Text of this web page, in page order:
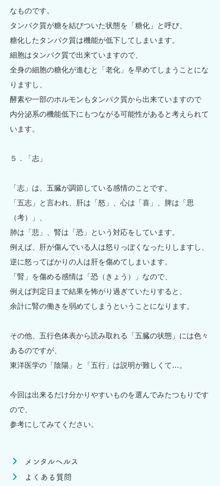
なものです。
タンパク質が糖を結びついた状態を「糖化」と呼び、
糖化したタンパク質は機能が低下してしまいます。
細胞はタンパク質で出来ていますので、
全身の細胞の糖化が進むと「老化」を早めてしまうことにな
りますし、
酵素や一部のホルモンもタンパク質から出来ていますので
内分泌系の機能低下にもつながる可能性があると考えられて
います。
５．「志」
「志」は、五臓が調節している感情のことです。
「五志」と言われ、肝は「怒」、心は「喜」、脾は「思
（考）」、
肺は「悲」、腎は「恐」という対応をしています。
例えば、肝が傷んでいる人は怒りっぽくなったりしますし、
逆に怒ってばかりの人は肝を傷めてしまいます。
「腎」を傷める感情は「恐（きょう）」なので、
例えば判定日まで結果を怖がり過ぎていたりすると、
余計に腎の働きを弱めてしまうということになります。
その他、五行色体表から読み取れる「五臓の状態」には色々
あるのですが、
東洋医学の「陰陽」と「五行」は説明が難しくて…。
今回は出来るだけ分かりやすいものを選んでみたつもりです
ので、
参考にしてみてください。
メンタルヘルス
よくある質問